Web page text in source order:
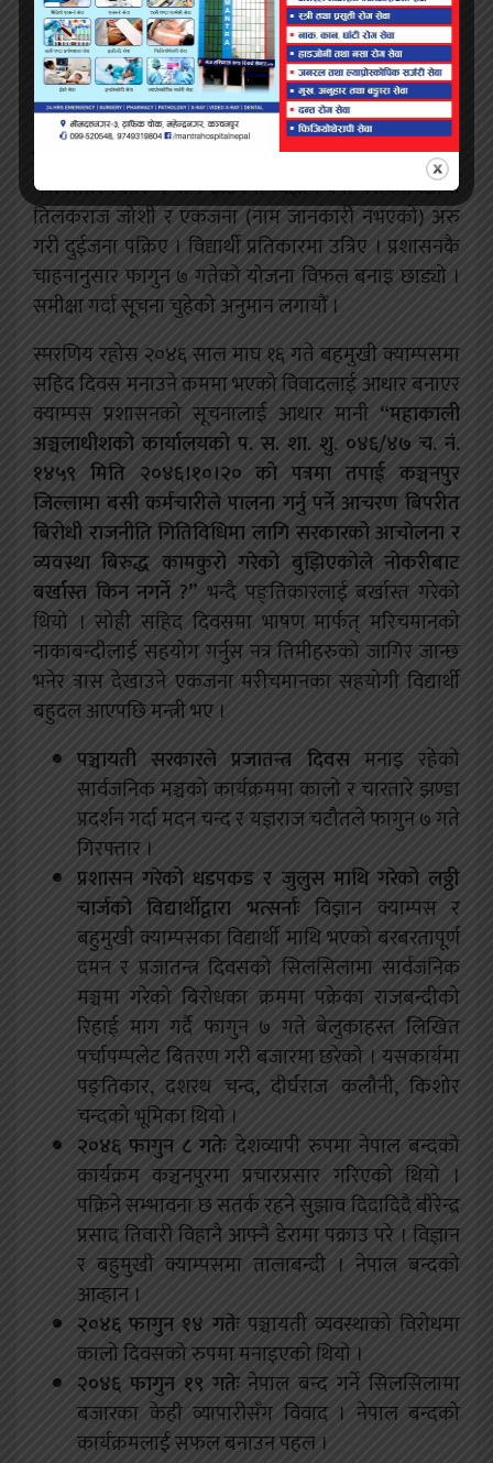
बाटो छेक्नेगरी राखिएका थिए । जुलुस अगाडि बढ्न खोज्दा
झडप भयो । अञ्चालधीश स्वयं उपस्थित थिए ।
विज्ञान क्याम्पसबाट आएको जुलुस मूल सडक छोडी हाम्रैमा
मिसियो । दुईटा जुलुस एउटै स्थानमा मिसिएपछि नाराबाजी
भयो । “काना के खोज्छस आँखा” भनेझैँ प्रहरीले लठ्ठी चार्ज
गरी तितर वितर गर्‍यो । झडपमा विज्ञान क्याम्पसकाविद्यार्थी
तिलकराज जोशी र एकजना (नाम जानकारी नभएको) अरु
गरी दुईजना पक्रिए । विद्यार्थी प्रतिकारमा उत्रिए । प्रशासनकै
चाहनानुसार फागुन ७ गतेको योजना विफल बनाइ छाड्यो ।
समीक्षा गर्दा सूचना चुहेको अनुमान लगायौं ।
स्मरणिय रहोस २०४६ साल माघ १६ गते बहमुखी क्याम्पसमा
सहिद दिवस मनाउने क्रममा भएको विवादलाई आधार बनाएर
क्याम्पस प्रशासनको सूचनालाई आधार मानी “महाकाली
अञ्चलाधीशको कार्यालयको प. स. शा. शु. ०४६/४७ च. नं.
१४५९ मिति २०४६।१०।२० को पत्रमा तपाई कञ्चनपुर
जिल्लामा बसी कर्मचारीले पालना गर्नु पर्ने आचरण बिपरीत
बिरोधी राजनीति गितिविधिमा लागि सरकारको आचोलना र
व्यवस्था बिरुद्ध कामकुरो गरेको बुझिएकोले नोकरीबाट
बर्खास्त किन नगर्ने ?” भन्दै पङ्तिकारलाई बर्खास्त गरेको
थियो । सोही सहिद दिवसमा भाषण मार्फत् मरिचमानको
नाकाबन्दीलाई सहयोग गर्नुस नत्र तिमीहरुको जागिर जान्छ
भनेर त्रास देखाउने एकजना मरीचमानका सहयोगी विद्यार्थी
बहुदल आएपछि मन्त्री भए ।
पञ्चायती सरकारले प्रजातन्त्र दिवस मनाइ रहेको
सार्वजनिक मञ्चको कार्यक्रममा कालो र चारतारे झण्डा
प्रदर्शन गर्दा मदन चन्द र यज्ञराज चटौतले फागुन ७ गते
गिरफ्तार ।
प्रशासन गरेको धडपकड र जुलुस माथि गरेको लठ्ठी
चार्जको विद्यार्थीद्वारा भत्सर्नाःविज्ञान क्याम्पस र
बहुमुखी क्याम्पसका विद्यार्थी माथि भएको बरबरतापूर्ण
दमन र प्रजातन्त्र दिवसको सिलसिलामा सार्वजनिक
मञ्चमा गरेको बिरोधका क्रममा पक्रेका राजबन्दीको
रिहाई माग गर्दै फागुन ७ गते बेलुकाहस्त लिखित
पर्चापम्पलेट बितरण गरी बजारमा छरेको । यसकार्यमा
पङ्तिकार, दशरथ चन्द, दीर्घराज कलौनी, किशोर
चन्दको भूमिका थियो ।
२०४६ फागुन ८ गतेः देशव्यापी रुपमा नेपाल बन्दको
कार्यक्रम कञ्चनपुरमा प्रचारप्रसार गरिएको थियो ।
पक्रिने सम्भावना छ सतर्क रहने सुझाव दिदादिदै बीरेन्द्र
प्रसाद तिवारी विहानै आफ्नै डेरामा पक्राउ परे । विज्ञान
र बहुमुखी क्याम्पसमा तालाबन्दी । नेपाल बन्दको
आव्हान ।
२०४६ फागुन १४ गतेः पञ्चायती व्यवस्थाको विरोधमा
कालो दिवसको रुपमा मनाइएको थियो ।
२०४६ फागुन १९ गतेःनेपाल बन्द गर्ने सिलसिलामा
बजारका केही व्यापारीसँग विवाद । नेपाल बन्दको
कार्यक्रमलाई सफल बनाउन पहल ।